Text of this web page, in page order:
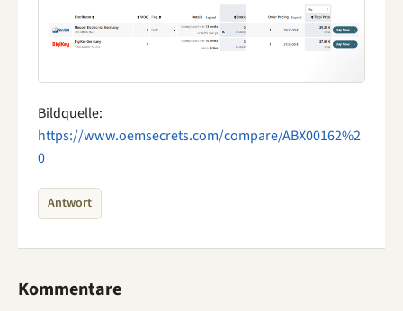
Bildquelle:
https://www.oemsecrets.com/compare/ABX00162%2
0
Antwort
Kommentare